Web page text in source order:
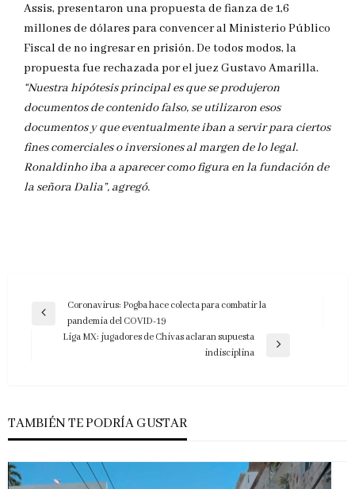
Assis, presentaron una propuesta de fianza de 1,6
millones de dólares para convencer al Ministerio Público
Fiscal de no ingresar en prisión. De todos modos, la
propuesta fue rechazada por el juez Gustavo Amarilla.
“Nuestra hipótesis principal es que se produjeron
documentos de contenido falso, se utilizaron esos
documentos y que eventualmente iban a servir para ciertos
fines comerciales o inversiones al margen de lo legal.
Ronaldinho iba a aparecer como figura en la fundación de
la señora Dalia”, agregó.
Navegación
Entrada
anterior
Coronavirus: Pogba hace colecta para combatir la
pandemia del COVID-19
Liga MX: jugadores de Chivas aclaran supuesta
indisciplina
TAMBIÉN TE PODRÍA GUSTAR